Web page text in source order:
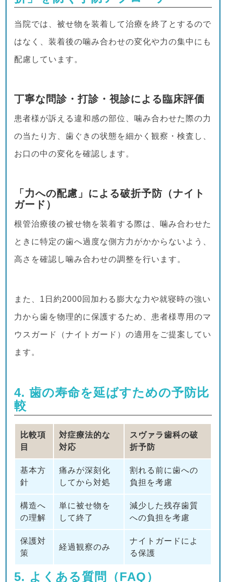
当院では、被せ物を装着して治療を終了とするので
はなく、装着後の噛み合わせの変化や力の集中にも
配慮しています。
丁寧な問診・打診・視診による臨床評価
患者様が訴える違和感の部位、噛み合わせた際の力
の当たり方、歯ぐきの状態を細かく観察・検査し、
お口の中の変化を確認します。
「力への配慮」による破折予防（ナイト
ガード）
根管治療後の被せ物を装着する際は、噛み合わせた
ときに特定の歯へ過度な側方力がかからないよう、
高さを確認し噛み合わせの調整を行います。
また、1日約2000回加わる膨大な力や就寝時の強い
力から歯を物理的に保護するため、患者様専用のマ
ウスガード（ナイトガード）の適用をご提案してい
ます。
4. 歯の寿命を延ばすための予防比
較
比較項
目
対症療法的な
対応
スヴァラ歯科の破
折予防
基本方
針
痛みが深刻化
してから対処
割れる前に歯への
負担を考慮
構造へ
の理解
単に被せ物を
して終了
減少した残存歯質
への負担を考慮
保護対
策
経過観察のみ
ナイトガードによ
る保護
5. よくある質問（FAQ）